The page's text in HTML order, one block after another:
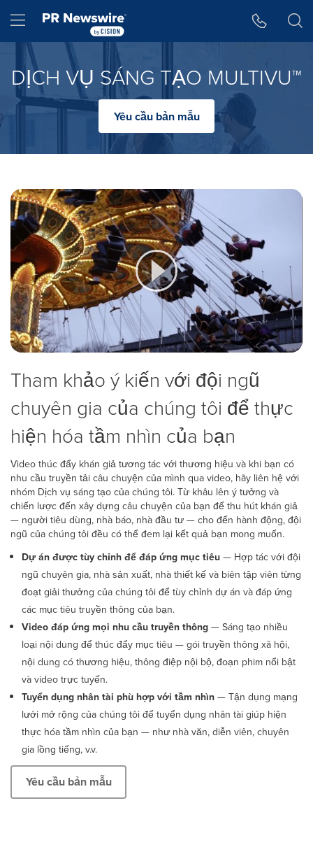
Hamburger menu
DỊCH VỤ SÁNG TẠO MULTIVU™
Yêu cầu bản mẫu
Tham khảo ý kiến với đội ngũ
chuyên gia của chúng tôi để thực
hiện hóa tầm nhìn của bạn
Video thúc đẩy khán giả tương tác với thương hiệu và khi bạn có
nhu cầu truyền tải câu chuyện của mình qua video, hãy liên hệ với
nhóm Dịch vụ sáng tạo của chúng tôi. Từ khâu lên ý tưởng và
chiến lược đến xây dựng câu chuyện của bạn để thu hút khán giả
— người tiêu dùng, nhà báo, nhà đầu tư — cho đến hành động, đội
ngũ của chúng tôi đều có thể đem lại kết quả bạn mong muốn.
Dự án được tùy chỉnh để đáp ứng mục tiêu— Hợp tác với đội
ngũ chuyên gia, nhà sản xuất, nhà thiết kế và biên tập viên từng
đoạt giải thưởng của chúng tôi để tùy chỉnh dự án và đáp ứng
các mục tiêu truyền thông của bạn.
Video đáp ứng mọi nhu cầu truyền thông— Sáng tạo nhiều
loại nội dung để thúc đẩy mục tiêu — gói truyền thông xã hội,
nội dung có thương hiệu, thông điệp nội bộ, đoạn phim nổi bật
và video trực tuyến.
Tuyển dụng nhân tài phù hợp với tầm nhìn— Tận dụng mạng
lưới mở rộng của chúng tôi để tuyển dụng nhân tài giúp hiện
thực hóa tầm nhìn của bạn — như nhà văn, diễn viên, chuyên
gia lồng tiếng, v.v.
Yêu cầu bản mẫu